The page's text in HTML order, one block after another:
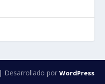
por WordPress